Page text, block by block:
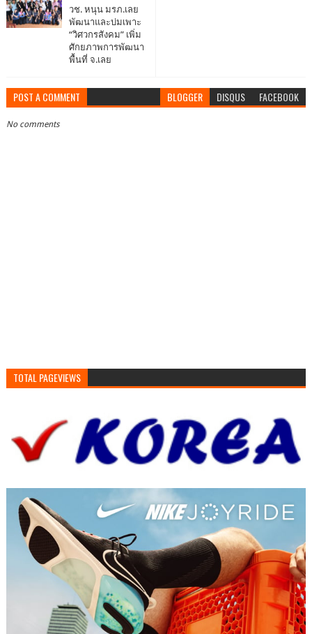
วช. หนุน มรภ.เลย
พัฒนาและบ่มเพาะ
“วิศวกรสังคม” เพิ่ม
ศักยภาพการพัฒนา
พื้นที่ จ.เลย
POST A COMMENT BLOGGER DISQUS FACEBOOK
No comments
TOTAL PAGEVIEWS